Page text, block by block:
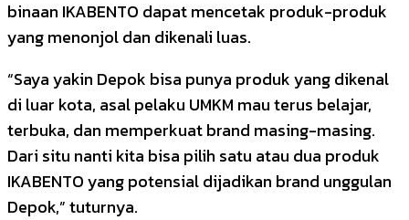
binaan IKABENTO dapat mencetak produk-produk
yang menonjol dan dikenali luas.
“Saya yakin Depok bisa punya produk yang dikenal
di luar kota, asal pelaku UMKM mau terus belajar,
terbuka, dan memperkuat brand masing-masing.
Dari situ nanti kita bisa pilih satu atau dua produk
IKABENTO yang potensial dijadikan brand unggulan
Depok,” tuturnya.